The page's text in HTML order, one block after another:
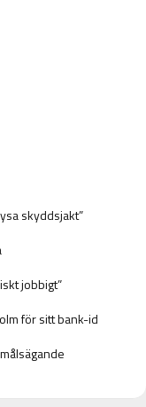
skyddsjakt”
jobbigt”
för sitt bank-id